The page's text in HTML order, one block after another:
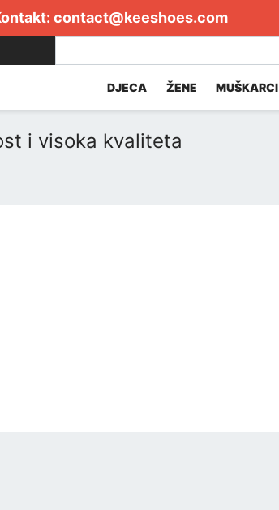
contact@keeshoes.com
DJECA ŽENE MUŠKARCI
i visoka kvaliteta